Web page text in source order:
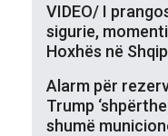
VIDEO/ I
sigurie,
Hoxhës në
Alarm për
Trump
shumë